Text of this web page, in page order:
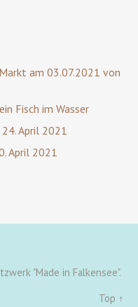
am 03.07.2021 von
Fisch im Wasser
April 2021
April 2021
"Made in Falkensee".
Top ↑